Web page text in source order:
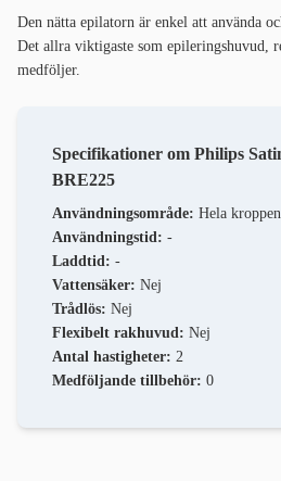
Den nätta epilatorn är enkel att använda
Det allra viktigaste som epileringshuvud,
medföljer.
Specifikationer om Philips
BRE225
Användningsområde: Hela
Användningstid: -
Laddtid: -
Vattensäker: Nej
Trådlös: Nej
Flexibelt rakhuvud: Nej
Antal hastigheter: 2
Medföljande tillbehör: 0